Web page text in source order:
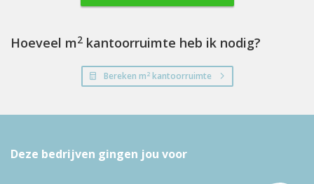
Hoeveel m2 kantoorruimte heb ik nodig?
Bereken m2kantoorruimte
Deze bedrijven gingen jou voor